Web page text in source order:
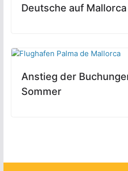
Deutsche auf Mallorca
Anstieg der
Sommer